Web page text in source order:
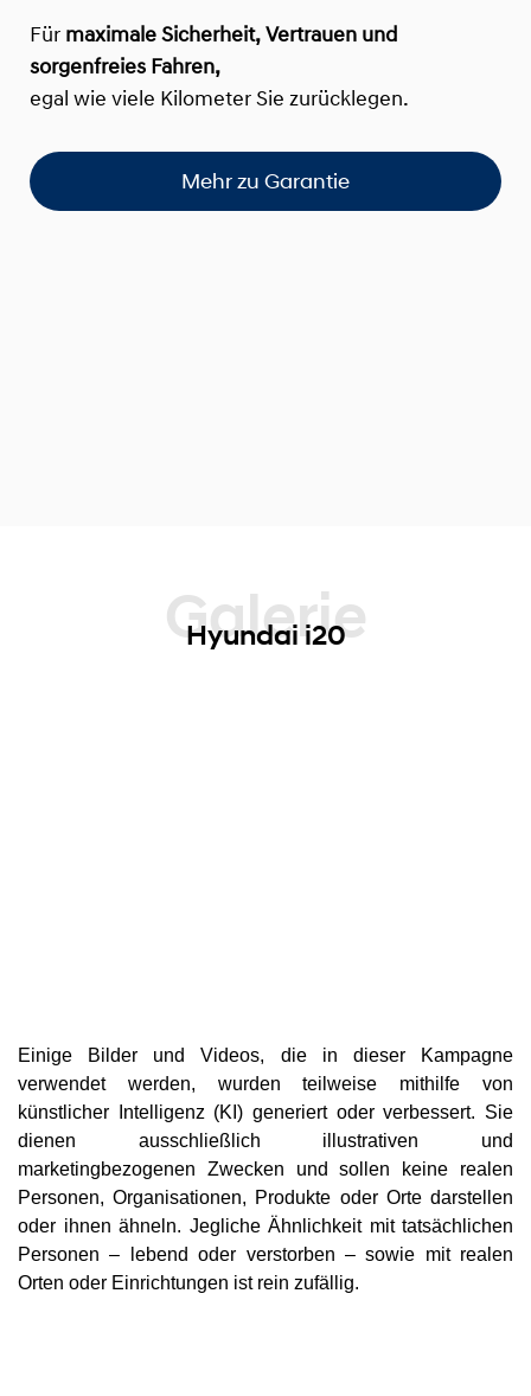
Für maximale Sicherheit, Vertrauen und
sorgenfreies Fahren,
egal wie viele Kilometer Sie zurücklegen.
Mehr zu Garantie
Galerie
Hyundai i20
Einige Bilder und Videos, die in dieser Kampagne
verwendet werden, wurden teilweise mithilfe von
künstlicher Intelligenz (KI) generiert oder verbessert. Sie
dienen ausschließlich illustrativen und
marketingbezogenen Zwecken und sollen keine realen
Personen, Organisationen, Produkte oder Orte darstellen
oder ihnen ähneln. Jegliche Ähnlichkeit mit tatsächlichen
Personen – lebend oder verstorben – sowie mit realen
Orten oder Einrichtungen ist rein zufällig.